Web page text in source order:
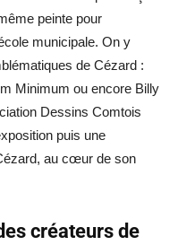
peinte pour
municipale. On y
de Cézard :
Minimum ou encore Billy
Dessins Comtois
puis une
au cœur de son
créateurs de